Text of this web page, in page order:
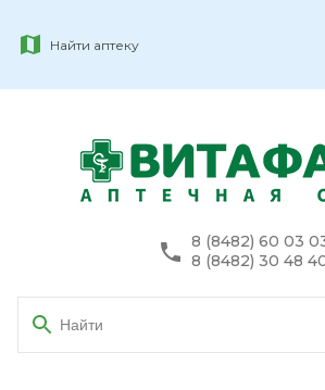
Найти аптеку
8 (8482) 60 03
8 (8482) 30 48